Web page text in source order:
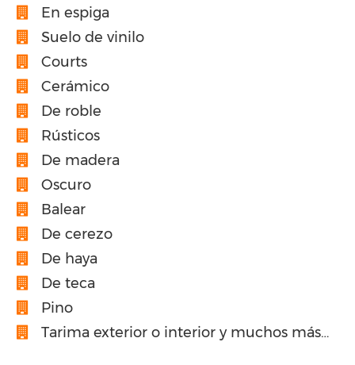
En espiga
Suelo de vinilo
Courts
Cerámico
De roble
Rústicos
De madera
Oscuro
Balear
De cerezo
De haya
De teca
Pino
Tarima exterior o interior y muchos más…